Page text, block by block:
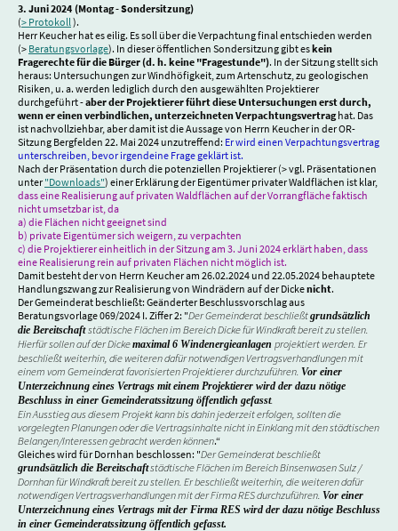
3. Juni 2024 (Montag - Sondersitzung)
(> Protokoll ).
Herr Keucher hat es eilig. Es soll über die Verpachtung final entschieden werden
(> Beratungsvorlage). In dieser öffentlichen Sondersitzung gibt eskein
Fragerechte für die Bürger (d. h. keine "Fragestunde"). In der Sitzung stellt sich
heraus: Untersuchungen zur Windhöfigkeit, zum Artenschutz, zu geologischen
Risiken, u. a. werden lediglich durch den ausgewählten Projektierer
durchgeführt -aber der Projektierer führt diese Untersuchungen erst durch,
wenn er einen verbindlichen, unterzeichneten Verpachtungsvertraghat. Das
ist nachvollziehbar, aber damit ist die Aussage von Herrn Keucher in der OR-
Sitzung Bergfelden 22. Mai 2024 unzutreffend: Er wird einen Verpachtungsvertrag
unterschreiben, bevor irgendeine Frage geklärt ist.
Nach der Präsentation durch die potenziellen Projektierer (> vgl. Präsentationen
unter"Downloads") einer Erklärung der Eigentümer privater Waldflächen ist klar,
dass eine Realisierung auf privaten Waldflächen auf der Vorrangfläche faktisch
nicht umsetzbar ist, da
a) die Flächen nicht geeignet sind
b) private Eigentümer sich weigern, zu verpachten
c) die Projektierer einheitlich in der Sitzung am 3. Juni 2024 erklärt haben, dass
eine Realisierung rein auf privaten Flächen nicht möglich ist.
Damit besteht der von Herrn Keucher am 26.02.2024 und 22.05.2024 behauptete
Handlungszwang zur Realisierung von Windrädern auf der Dickenicht.
Der Gemeinderat beschließt: Geänderter Beschlussvorschlag aus
Beratungsvorlage 069/2024 I. Ziffer 2: "Der Gemeinderat beschließtgrundsätzlich
die Bereitschaftstädtische Flächen im Bereich Dicke für Windkraft bereit zu stellen.
Hierfür sollen auf der Dickemaximal 6 Windenergieanlagen projektiert werden. Er
beschließt weiterhin, die weiteren dafür notwendigen Vertragsverhandlungen mit
einem vom Gemeinderat favorisierten Projektierer durchzuführen. Vor einer
Unterzeichnung eines Vertrags mit einem Projektierer wird der dazu nötige
Beschluss in einer Gemeinderatssitzung öffentlich gefasst.
Ein Ausstieg aus diesem Projekt kann bis dahin jederzeit erfolgen, sollten die
vorgelegten Planungen oder die Vertragsinhalte nicht in Einklang mit den städtischen
Belangen/Interessen gebracht werden können.“
Gleiches wird für Dornhan beschlossen: "Der Gemeinderat beschließt
grundsätzlich die Bereitschaftstädtische Flächen im Bereich Binsenwasen Sulz /
Dornhan für Windkraft bereit zu stellen. Er beschließt weiterhin, die weiteren dafür
notwendigen Vertragsverhandlungen mit der Firma RES durchzuführen. Vor einer
Unterzeichnung eines Vertrags mit der Firma RES wird der dazu nötige Beschluss
in einer Gemeinderatssitzung öffentlich gefasst.